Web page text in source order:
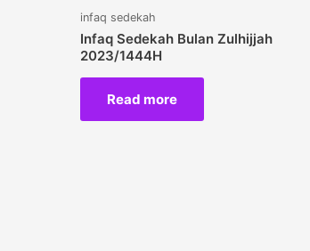
infaq sedekah
Infaq Sedekah Bulan Zulhijjah
2023/1444H
Read more